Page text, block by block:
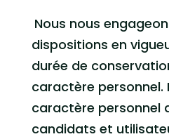
Nous nous
dispositions en
durée de
caractère personnel.
caractère personnel
candidats et